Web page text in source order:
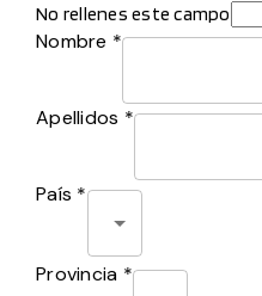
No rellenes este campo
Nombre *
Apellidos *
País *
Provincia *